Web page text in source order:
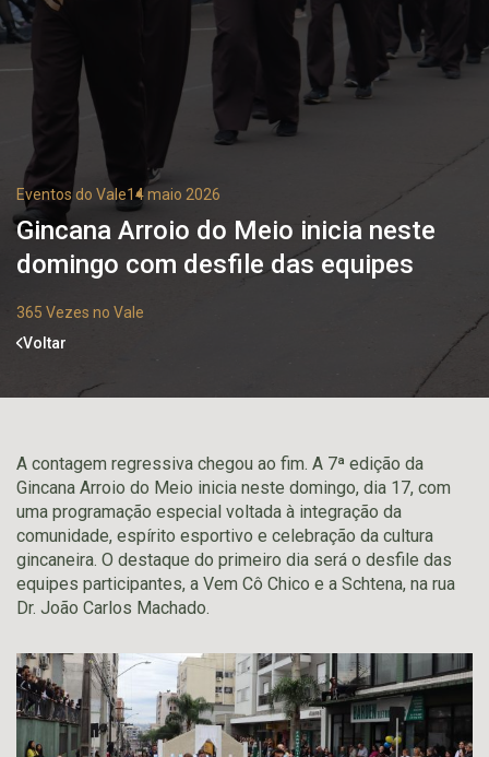
Eventos do Vale14 maio 2026
Gincana Arroio do Meio inicia neste
domingo com desfile das equipes
365 Vezes no Vale
Voltar
A contagem regressiva chegou ao fim. A 7ª edição da
Gincana Arroio do Meio inicia neste domingo, dia 17, com
uma programação especial voltada à integração da
comunidade, espírito esportivo e celebração da cultura
gincaneira. O destaque do primeiro dia será o desfile das
equipes participantes, a Vem Cô Chico e a Schtena, na rua
Dr. João Carlos Machado.